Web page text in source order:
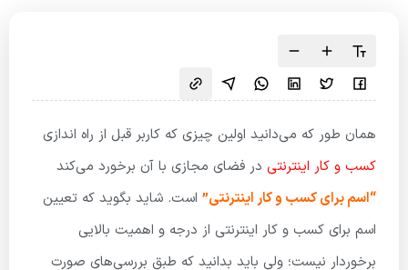
همان طور که می‌دانید اولین چیزی که کاربر قبل از راه اندازی
کسب و کار اینترنتی در فضای مجازی با آن برخورد می‌کند
“اسم برای کسب و کار اینترنتی” است. شاید بگوید که تعیین
اسم برای کسب و کار اینترنتی از درجه و اهمیت بالایی
برخوردار نیست؛ ولی باید بدانید که طبق بررسی‌های صورت